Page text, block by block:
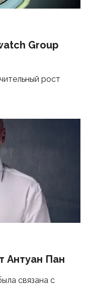
Group
рост
Антуан Пан
связана с